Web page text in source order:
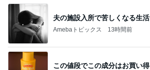
夫の施設入所で苦しくなる生活
Amebaトピックス 13時間前
この値段でこの成分はお買い得